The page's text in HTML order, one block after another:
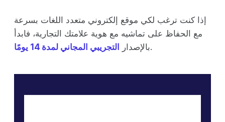
إذا كنت ترغب لكي موقع إلكتروني متعدد اللغات بسرعة
مع الحفاظ على تماشيه مع هوية علامتك التجارية، فابدأ
بالإصدار التجريبي المجاني لمدة 14 يومًا .